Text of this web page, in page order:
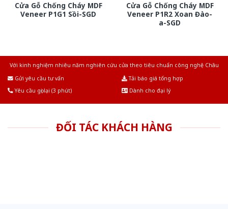
Cửa Gỗ Chống Cháy MDF
Veneer P1G1 Sồi-SGD
Cửa Gỗ Chống Cháy MDF
Veneer P1R2 Xoan Đào-
a-SGD
Với kinh nghiệm nhiêu năm nghiên cứu cửa theo tiêu chuẩn công nghệ Châu
Gửi yêu cầu tư vấn
Tải báo giá tổng hợp
Yêu cầu gọi lại (3 phút)
Dành cho đại lý
ĐỐI TÁC KHÁCH HÀNG